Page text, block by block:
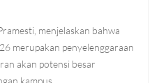
menjelaskan bahwa
merupakan penyelenggaraan
akan potensi besar